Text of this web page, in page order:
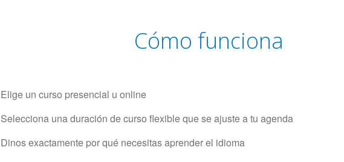
Cómo funciona
Elige un curso presencial u online
Selecciona una duración de curso flexible que se ajuste a tu agenda
Dinos exactamente por qué necesitas aprender el idioma